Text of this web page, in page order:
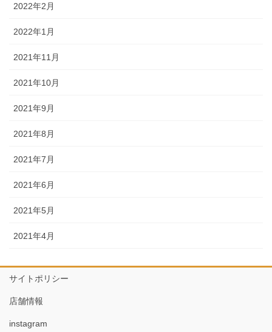
2022年2月
2022年1月
2021年11月
2021年10月
2021年9月
2021年8月
2021年7月
2021年6月
2021年5月
2021年4月
サイトポリシー
店舗情報
instagram